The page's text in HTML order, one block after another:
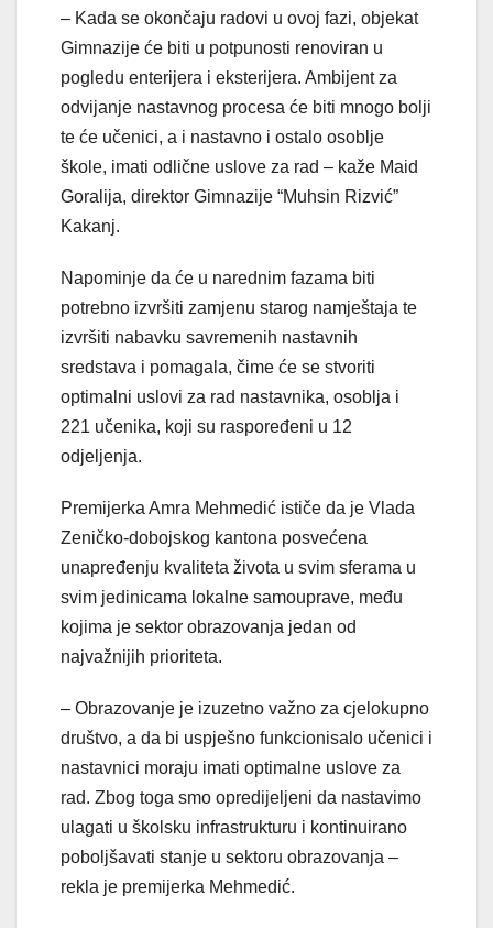
– Kada se okončaju radovi u ovoj fazi, objekat
Gimnazije će biti u potpunosti renoviran u
pogledu enterijera i eksterijera. Ambijent za
odvijanje nastavnog procesa će biti mnogo bolji
te će učenici, a i nastavno i ostalo osoblje
škole, imati odlične uslove za rad – kaže Maid
Goralija, direktor Gimnazije “Muhsin Rizvić”
Kakanj.
Napominje da će u narednim fazama biti
potrebno izvršiti zamjenu starog namještaja te
izvršiti nabavku savremenih nastavnih
sredstava i pomagala, čime će se stvoriti
optimalni uslovi za rad nastavnika, osoblja i
221 učenika, koji su raspoređeni u 12
odjeljenja.
Premijerka Amra Mehmedić ističe da je Vlada
Zeničko-dobojskog kantona posvećena
unapređenju kvaliteta života u svim sferama u
svim jedinicama lokalne samouprave, među
kojima je sektor obrazovanja jedan od
najvažnijih prioriteta.
– Obrazovanje je izuzetno važno za cjelokupno
društvo, a da bi uspješno funkcionisalo učenici i
nastavnici moraju imati optimalne uslove za
rad. Zbog toga smo opredijeljeni da nastavimo
ulagati u školsku infrastrukturu i kontinuirano
poboljšavati stanje u sektoru obrazovanja –
rekla je premijerka Mehmedić.